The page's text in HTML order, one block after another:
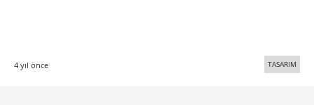
4 yıl önce TASARIM